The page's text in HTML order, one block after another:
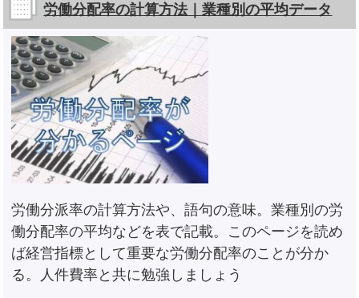
労働分配率の計算方法｜業種別の平均データ
労働分派率の計算方法や、語句の意味。業種別の労
働分配率の平均などを表で記載。このページを読め
ば経営指標として重要な労働分配率のことが分か
る。人件費率と共に勉強しましょう